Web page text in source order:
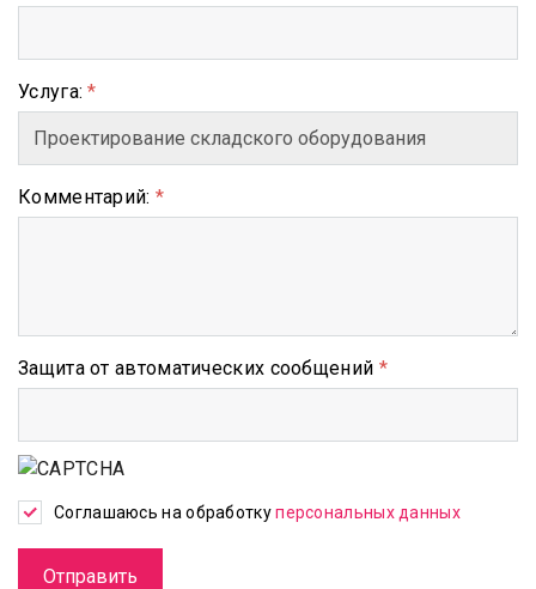
Услуга:*
Комментарий: *
Защита от автоматических сообщений *
Соглашаюсь на обработкуперсональных данных